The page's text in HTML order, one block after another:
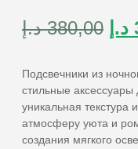
380,00 د.إ د.إ
Подсвечники из
стильные
уникальная текстура
атмосферу уюта и
создания мягкого